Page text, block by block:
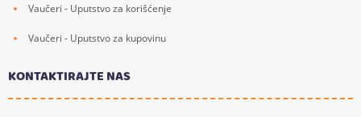
Vaučeri - Uputstvo za korišćenje
Vaučeri - Uputstvo za kupovinu
KONTAKTIRAJTE NAS